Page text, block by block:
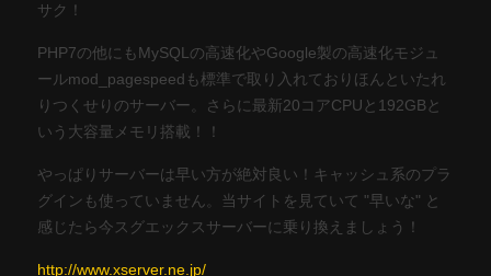
サク！
PHP7の他にもMySQLの高速化やGoogle製の高速化モジュ
ールmod_pagespeedも標準で取り入れておりほんといたれ
りつくせりのサーバー。さらに最新20コアCPUと192GBと
いう大容量メモリ搭載！！
やっぱりサーバーは早い方が絶対良い！キャッシュ系のプラ
グインも使っていません。当サイトを見ていて "早いな" と
感じたら今スグエックスサーバーに乗り換えましょう！
http://www.xserver.ne.jp/